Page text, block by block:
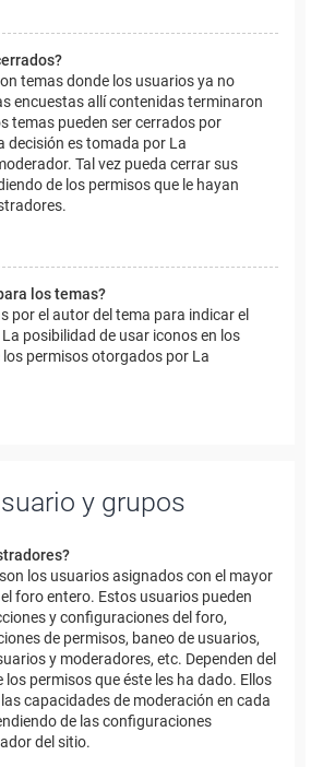
temas donde los usuarios ya no
encuestas allí contenidas terminaron
temas pueden ser cerrados por
decisión es tomada por La
Tal vez pueda cerrar sus
de los permisos que le hayan
los temas?
por el autor del tema para indicar el
posibilidad de usar iconos en los
los permisos otorgados por La
y grupos
los usuarios asignados con el mayor
foro entero. Estos usuarios pueden
y configuraciones del foro,
de permisos, baneo de usuarios,
y moderadores, etc. Dependen del
permisos que éste les ha dado. Ellos
capacidades de moderación en cada
de las configuraciones
del sitio.